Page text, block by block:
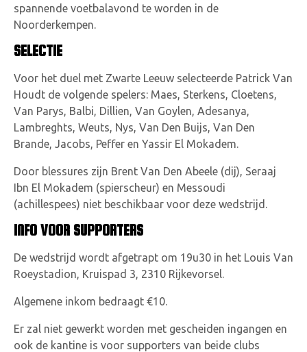
spannende voetbalavond te worden in de
Noorderkempen.
SELECTIE
Voor het duel met Zwarte Leeuw selecteerde Patrick Van
Houdt de volgende spelers: Maes, Sterkens, Cloetens,
Van Parys, Balbi, Dillien, Van Goylen, Adesanya,
Lambreghts, Weuts, Nys, Van Den Buijs, Van Den
Brande, Jacobs, Peffer en Yassir El Mokadem.
Door blessures zijn Brent Van Den Abeele (dij), Seraaj
Ibn El Mokadem (spierscheur) en Messoudi
(achillespees) niet beschikbaar voor deze wedstrijd.
INFO VOOR SUPPORTERS
De wedstrijd wordt afgetrapt om 19u30 in het Louis Van
Roeystadion Kruispad 3, 2310 Rijkevorsel
Algemene inkom bedraagt €10.
Er zal niet gewerkt worden met gescheiden ingangen en
ook de kantine is voor supporters van beide clubs